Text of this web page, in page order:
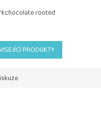
rooted
PRODUKTY